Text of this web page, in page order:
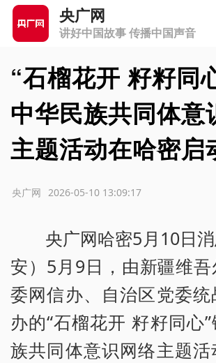
央广网
讲好中国故事 传播中国声音
“石榴花开 籽籽同
中华民族共同体意
主题活动在哈密启
2026-05-10 13:09:17
央广网
央广网哈密5月10日
安）5月9日，由新疆维
委网信办、自治区党委
办的“石榴花开 籽籽同心
族共同体意识网络主题